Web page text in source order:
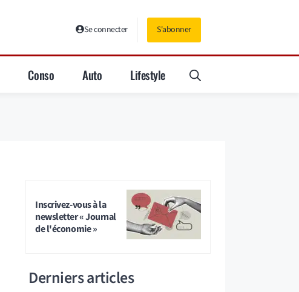
Se connecter S'abonner
Conso Auto Lifestyle
Inscrivez-vous à la
newsletter « Journal
de l'économie »
Derniers articles